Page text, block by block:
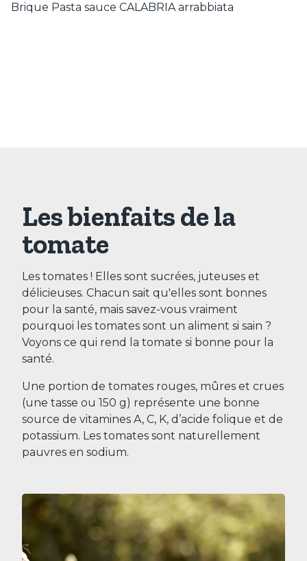
Brique Pasta sauce CALABRIA arrabbiata
Les bienfaits de la
tomate
Les tomates ! Elles sont sucrées, juteuses et
délicieuses. Chacun sait qu'elles sont bonnes
pour la santé, mais savez-vous vraiment
pourquoi les tomates sont un aliment si sain ?
Voyons ce qui rend la tomate si bonne pour la
santé.
Une portion de tomates rouges, mûres et crues
(une tasse ou 150 g) représente une bonne
source de vitamines A, C, K, d’acide folique et de
potassium. Les tomates sont naturellement
pauvres en sodium.